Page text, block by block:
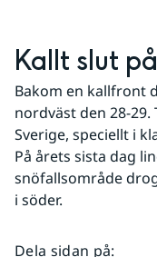
Kallt slut
Bakom en kallfront
nordväst den 28-
Sverige, speciellt i
På årets sista dag
snöfallsområde
i söder.
Dela sidan på: